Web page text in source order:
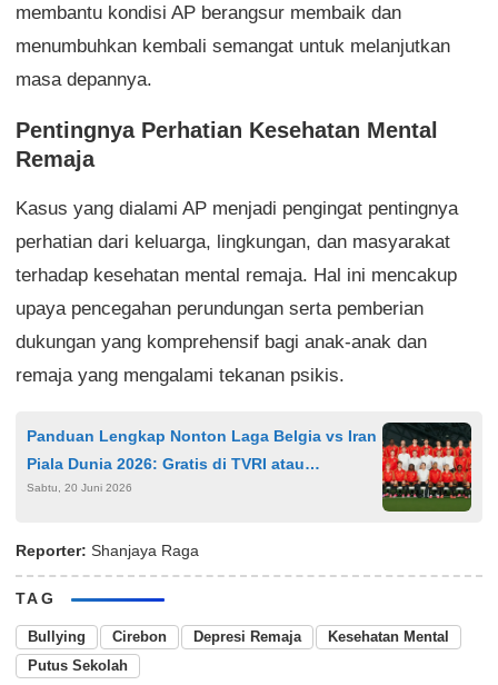
membantu kondisi AP berangsur membaik dan
menumbuhkan kembali semangat untuk melanjutkan
masa depannya.
Pentingnya Perhatian Kesehatan Mental
Remaja
Kasus yang dialami AP menjadi pengingat pentingnya
perhatian dari keluarga, lingkungan, dan masyarakat
terhadap kesehatan mental remaja. Hal ini mencakup
upaya pencegahan perundungan serta pemberian
dukungan yang komprehensif bagi anak-anak dan
remaja yang mengalami tekanan psikis.
Panduan Lengkap Nonton Laga Belgia vs Iran
Piala Dunia 2026: Gratis di TVRI atau
Streaming Resmi
Sabtu, 20 Juni 2026
Reporter: Shanjaya Raga
TAG
Bullying Cirebon Depresi Remaja
Kesehatan Mental
Putus Sekolah